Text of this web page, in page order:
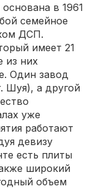
в 1961
семейное
ДСП.
имеет 21
из них
Один завод
Шуя), а другой
уже
работают
девизу
есть плиты
широкий
объем